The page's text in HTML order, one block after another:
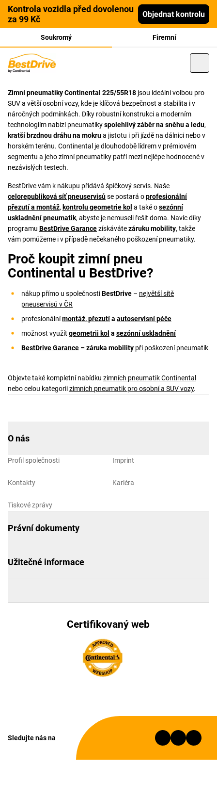
Kontrola vozidla před dovolenou
za 99 Kč
Objednat kontrolu
Soukromý Firemní
Zimní pneumatiky Continental 225/55R18 jsou ideální volbou pro
SUV a větší osobní vozy, kde je klíčová bezpečnost a stabilita i v
náročných podmínkách. Díky robustní konstrukci a moderním
technologiím nabízí pneumatikyspolehlivý záběr na sněhu a ledu,
kratší brzdnou dráhu na mokrua jistotu i při jízdě na dálnici nebo v
horském terénu. Continental je dlouhodobě lídrem v prémiovém
segmentu a jeho zimní pneumatiky patří mezi nejlépe hodnocené v
nezávislých testech.
BestDrive vám k nákupu přidává špičkový servis. Naše
celorepubliková síť pneuservisůse postará oprofesionální
přezutí a montáž, kontrolu geometrie kol a také osezónní
uskladnění pneumatik, abyste je nemuseli řešit doma. Navíc díky
programu BestDrive Garancezískávátezáruku mobility, takže
vám pomůžeme i v případě nečekaného poškození pneumatiky.
Proč koupit zimní pneu
Continental u BestDrive?
nákup přímo u společnostiBestDrive – největší sítě
pneuservisů v ČR
profesionálnímontáž, přezutía autoservisní péče
možnost využít geometrii kol a sezónní uskladnění
BestDrive Garance – záruka mobility při poškození pneumatik
Objevte také kompletní nabídku zimních pneumatik Continental
nebo celou kategoriizimních pneumatik pro osobní a SUV vozy.
O nás
Profil společnosti
Kontakty
Tiskové zprávy
Imprint
Kariéra
Právní dokumenty
Užitečné informace
Certifikovaný web
Sledujte nás na